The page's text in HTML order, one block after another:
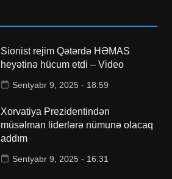
Sionist rejim Qətərdə HƏMAS
heyətinə hücum etdi – Video
Sentyabr 9, 2025 - 18:59
Xorvatiya Prezidentindən
müsəlman liderlərə nümunə olacaq
addım
Sentyabr 9, 2025 - 16:31